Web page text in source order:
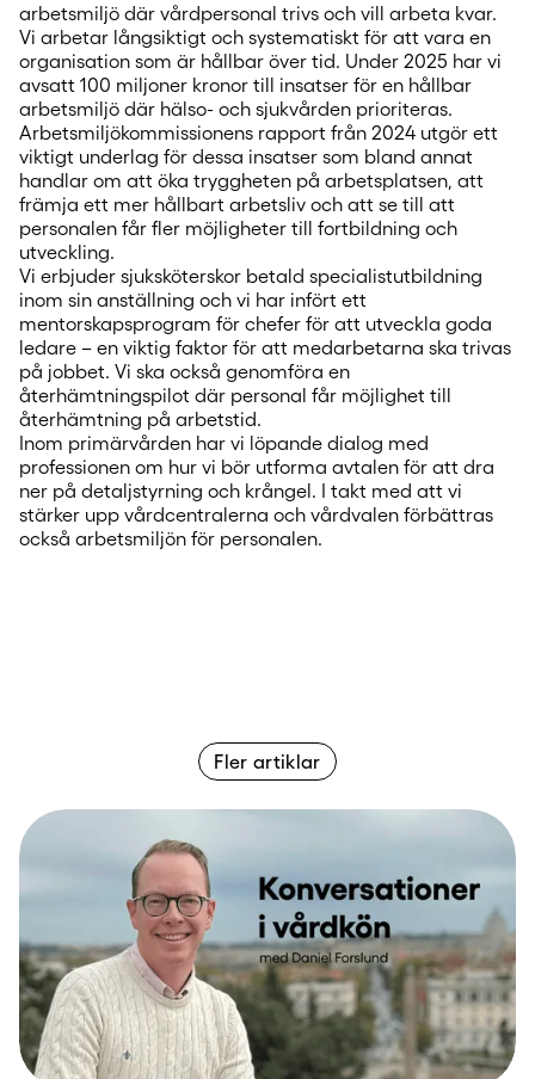
arbetsmiljö där vårdpersonal trivs och vill arbeta kvar.
Vi arbetar långsiktigt och systematiskt för att vara en
organisation som är hållbar över tid. Under 2025 har vi
avsatt 100 miljoner kronor till insatser för en hållbar
arbetsmiljö där hälso- och sjukvården prioriteras.
Arbetsmiljökommissionens rapport från 2024 utgör ett
viktigt underlag för dessa insatser som bland annat
handlar om att öka tryggheten på arbetsplatsen, att
främja ett mer hållbart arbetsliv och att se till att
personalen får fler möjligheter till fortbildning och
utveckling.
Vi erbjuder sjuksköterskor betald specialistutbildning
inom sin anställning och vi har infört ett
mentorskapsprogram för chefer för att utveckla goda
ledare – en viktig faktor för att medarbetarna ska trivas
på jobbet. Vi ska också genomföra en
återhämtningspilot där personal får möjlighet till
återhämtning på arbetstid.
Inom primärvården har vi löpande dialog med
professionen om hur vi bör utforma avtalen för att dra
ner på detaljstyrning och krångel. I takt med att vi
stärker upp vårdcentralerna och vårdvalen förbättras
också arbetsmiljön för personalen.
Fler artiklar